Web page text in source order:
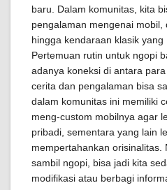
baru. Dalam komunitas, kita
pengalaman mengenai
hingga kendaraan klasik yang
Pertemuan rutin untuk ngopi
adanya koneksi di antara
cerita dan pengalaman bisa
dalam komunitas ini memiliki
meng-custom mobilnya agar
pribadi, sementara yang lain
mempertahankan orisinalitas.
sambil ngopi, bisa jadi kita
modifikasi atau berbagi